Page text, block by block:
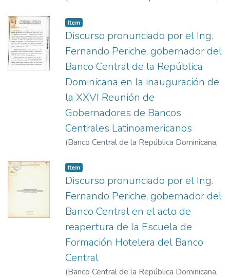
Item
Discurso pronunciado por el Ing.
Fernando Periche, gobernador del
Banco Central de la República
Dominicana en la inauguración de
la XXVI Reunión de
Gobernadores de Bancos
Centrales Latinoamericanos
(Banco Central de la República Dominicana,
Item
Discurso pronunciado por el Ing.
Fernando Periche, gobernador del
Banco Central en el acto de
reapertura de la Escuela de
Formación Hotelera del Banco
Central
(Banco Central de la República Dominicana,